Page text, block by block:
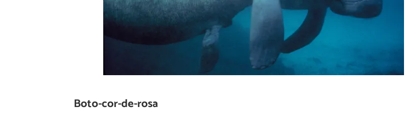
Boto-cor-de-rosa